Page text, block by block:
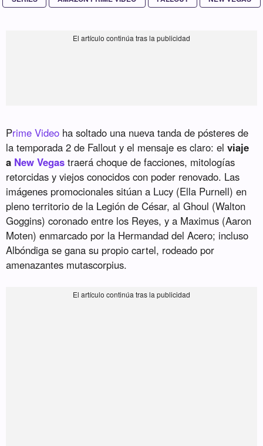
Prime Video ha soltado una nueva tanda de pósteres de
la temporada 2 de Fallout y el mensaje es claro: elviaje
a New Vegas traerá choque de facciones, mitologías
retorcidas y viejos conocidos con poder renovado. Las
imágenes promocionales sitúan a Lucy (Ella Purnell) en
pleno territorio de la Legión de César, al Ghoul (Walton
Goggins) coronado entre los Reyes, y a Maximus (Aaron
Moten) enmarcado por la Hermandad del Acero; incluso
Albóndiga se gana su propio cartel, rodeado por
amenazantes mutascorpius.